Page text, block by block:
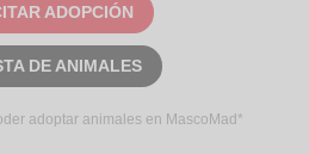
ADOPCIÓN
DE ANIMALES
adoptar animales en MascoMad*